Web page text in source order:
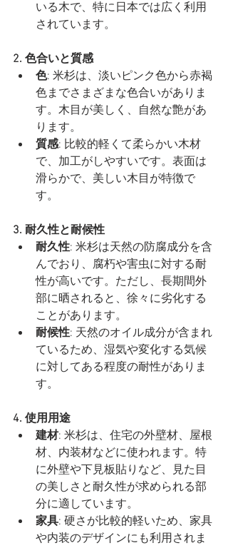
いる木で、特に日本では広く利用
されています。
2. 色合いと質感
色: 米杉は、淡いピンク色から赤褐
色までさまざまな色合いがありま
す。木目が美しく、自然な艶があ
ります。
質感: 比較的軽くて柔らかい木材
で、加工がしやすいです。表面は
滑らかで、美しい木目が特徴で
す。
3. 耐久性と耐候性
耐久性: 米杉は天然の防腐成分を含
んでおり、腐朽や害虫に対する耐
性が高いです。ただし、長期間外
部に晒されると、徐々に劣化する
ことがあります。
耐候性: 天然のオイル成分が含まれ
ているため、湿気や変化する気候
に対してある程度の耐性がありま
す。
4. 使用用途
建材: 米杉は、住宅の外壁材、屋根
材、内装材などに使われます。特
に外壁や下見板貼りなど、見た目
の美しさと耐久性が求められる部
分に適しています。
家具: 硬さが比較的軽いため、家具
や内装のデザインにも利用されま